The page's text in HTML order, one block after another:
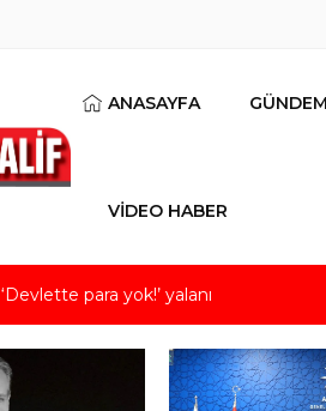
ANASAYFA GÜNDEM
VİDEO HABER
‘Devlette para yok!’ yalanı
Kuru meyve sektörü 2 milyar dolar
Mobilya ihracatında Avrupa ivmesi
Göz için “Akıllı Mercek” herkes için